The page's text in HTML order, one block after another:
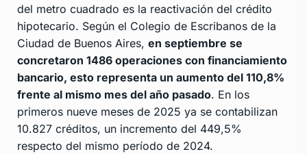
del metro cuadrado es la reactivación del crédito
hipotecario. Según el Colegio de Escribanos de la
Ciudad de Buenos Aires, en septiembre se
concretaron 1486 operaciones con financiamiento
bancario, esto representa un aumento del 110,8%
frente al mismo mes del año pasado. En los
primeros nueve meses de 2025 ya se contabilizan
10.827 créditos, un incremento del 449,5%
respecto del mismo período de 2024.